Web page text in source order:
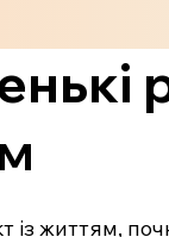
із життям,